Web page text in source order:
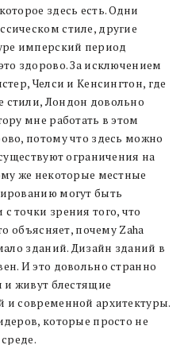
здесь есть. Одни
стиле, другие
имперский период
здорово. За исключением
Челси и Кенсингтон, где
стили, Лондон довольно
мне работать в этом
потому что здесь можно
ограничения на
же некоторые местные
могут быть
точки зрения того, что
объясняет, почему Zaha
зданий. Дизайн зданий в
И это довольно странно
и живут блестящие
и современной архитектуры.
которые просто не